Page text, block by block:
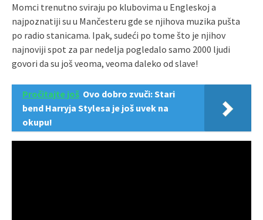
Momci trenutno sviraju po klubovima u Engleskoj a
najpoznatiji su u Mančesteru gde se njihova muzika pušta
po radio stanicama. Ipak, sudeći po tome što je njihov
najnoviji spot za par nedelja pogledalo samo 2000 ljudi
govori da su još veoma, veoma daleko od slave!
Pročitajte još Ovo dobro zvuči: Stari
bend Harryja Stylesa je još uvek na
okupu!